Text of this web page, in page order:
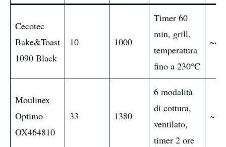
Cecotec
Bake&Toast
1090 Black
10 1000
Timer 60
min, grill,
temperatura
fino a 230°C
~45
Moulinex
Optimo
OX464810
33 1380
6 modalità
di cottura,
ventilato,
timer 2 ore